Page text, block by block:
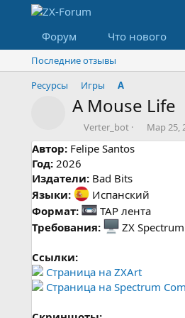
Форум Что нового
Последние отзывы
Ресурсы
Игры A
Значок
A Mouse Life
А
в
т
р
Verter_bot
Д
а
о
д
а
Мар 25,
Автор:Felipe Santos
Год:2026
Издатели:Bad Bits
Языки:
Испанский
Формат:
TAP лента
Требования:
ZX
Ссылки:
Страница на ZXArt
Страница на Spectrum